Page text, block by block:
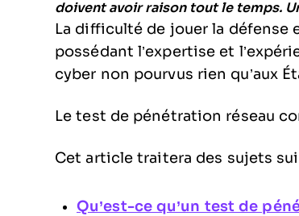
doivent avoir raison tout le temps.
La difficulté de jouer la défense
possédant l’expertise et
cyber non pourvus rien qu’aux
Le test de pénétration réseau
Cet article traitera des sujets
Qu’est-ce qu’un test de